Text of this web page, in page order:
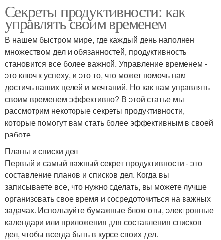
Секреты продуктивности: как
управлять своим временем
В нашем быстром мире, где каждый день наполнен
множеством дел и обязанностей, продуктивность
становится все более важной. Управление временем -
это ключ к успеху, и это то, что может помочь нам
достичь наших целей и мечтаний. Но как нам управлять
своим временем эффективно? В этой статье мы
рассмотрим некоторые секреты продуктивности,
которые помогут вам стать более эффективным в своей
работе.
Планы и списки дел
Первый и самый важный секрет продуктивности - это
составление планов и списков дел. Когда вы
записываете все, что нужно сделать, вы можете лучше
организовать свое время и сосредоточиться на важных
задачах. Используйте бумажные блокноты, электронные
календари или приложения для составления списков
дел, чтобы всегда быть в курсе своих дел.